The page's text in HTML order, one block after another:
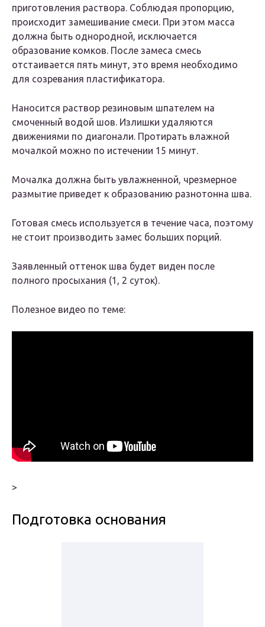
приготовления раствора. Соблюдая пропорцию,
происходит замешивание смеси. При этом масса
должна быть однородной, исключается
образование комков. После замеса смесь
отстаивается пять минут, это время необходимо
для созревания пластификатора.
Наносится раствор резиновым шпателем на
смоченный водой шов. Излишки удаляются
движениями по диагонали. Протирать влажной
мочалкой можно по истечении 15 минут.
Мочалка должна быть увлажненной, чрезмерное
размытие приведет к образованию разнотонна шва.
Готовая смесь используется в течение часа, поэтому
не стоит производить замес больших порций.
Заявленный оттенок шва будет виден после
полного просыхания (1, 2 суток).
Полезное видео по теме:
>
Подготовка основания